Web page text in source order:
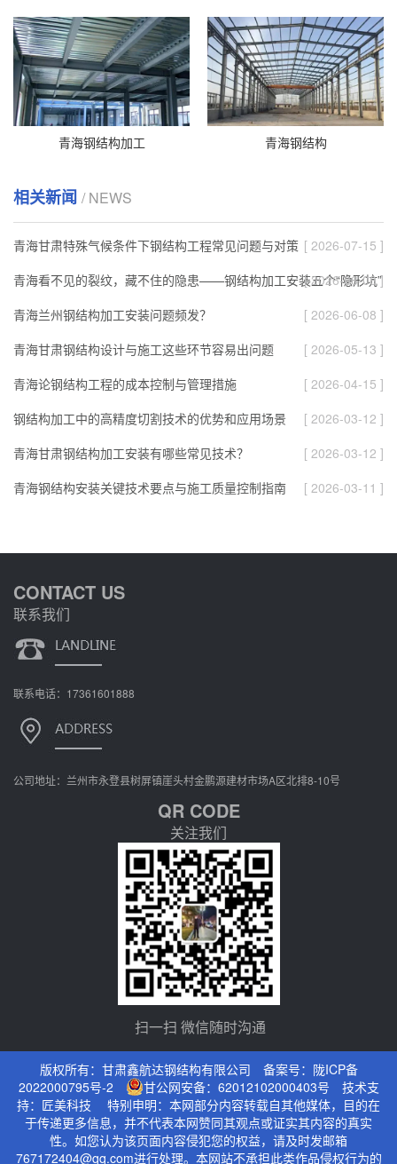
青海钢结构加工 青海钢结构
相关新闻 / NEWS
青海甘肃特殊气候条件下钢结构工程常见问题与对策 [ 2026-07-15 ]
青海看不见的裂纹，藏不住的隐患——钢结构加工安装五个“隐形坑”
[ 2026-06-08 ]
青海兰州钢结构加工安装问题频发？
[ 2026-06-08 ]
青海甘肃钢结构设计与施工这些环节容易出问题
[ 2026-05-13 ]
青海论钢结构工程的成本控制与管理措施
[ 2026-04-15 ]
钢结构加工中的高精度切割技术的优势和应用场景
[ 2026-03-12 ]
青海甘肃钢结构加工安装有哪些常见技术？
[ 2026-03-12 ]
青海钢结构安装关键技术要点与施工质量控制指南
[ 2026-03-11 ]
CONTACT US
联系我们
联系电话：17361601888
公司地址：兰州市永登县树屏镇崖头村金鹏源建材市场A区北排8-10号
QR CODE
关注我们
扫一扫 微信随时沟通
版权所有：甘肃鑫航达钢结构有限公司 备案号： 陇ICP备
2022000795号-2
甘公网安备：62012102000403号 技术支
持： 匠美科技 特别申明：本网部分内容转载自其他媒体，目的在
于传递更多信息，并不代表本网赞同其观点或证实其内容的真实
性。如您认为该页面内容侵犯您的权益，请及时发邮箱
767172404@qq.com进行处理。本网站不承担此类作品侵权行为的